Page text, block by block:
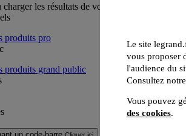
les résultats de votre recherche
produits pro
produits grand public
Cliquer ici
Le site
vous proposer
l'audience du
Consultez notre
Vous pouvez
des cookies.